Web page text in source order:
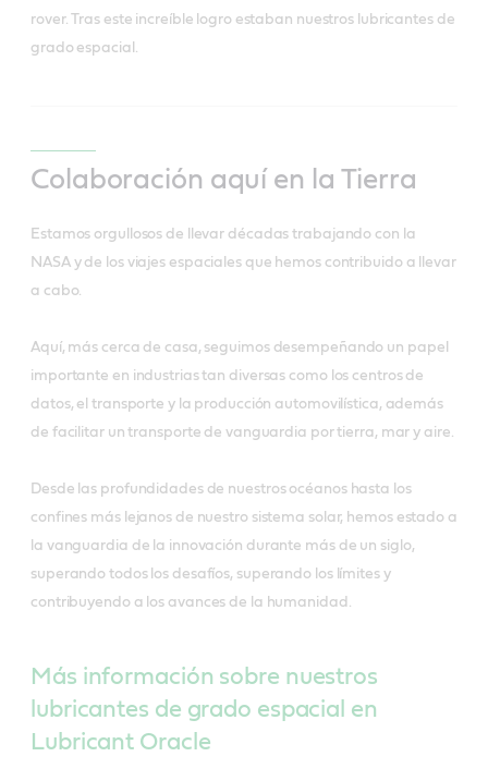
rover. Tras este increíble logro estaban nuestros lubricantes de
grado espacial.
Colaboración aquí en la Tierra
Estamos orgullosos de llevar décadas trabajando con la
NASA y de los viajes espaciales que hemos contribuido a llevar
a cabo.
Aquí, más cerca de casa, seguimos desempeñando un papel
importante en industrias tan diversas como los centros de
datos, el transporte y la producción automovilística, además
de facilitar un transporte de vanguardia por tierra, mar y aire.
Desde las profundidades de nuestros océanos hasta los
confines más lejanos de nuestro sistema solar, hemos estado a
la vanguardia de la innovación durante más de un siglo,
superando todos los desafíos, superando los límites y
contribuyendo a los avances de la humanidad.
Más información sobre nuestros
lubricantes de grado espacial en
Lubricant Oracle